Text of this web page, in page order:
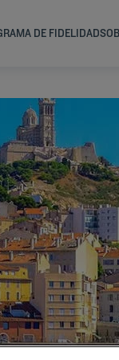
DE FIDELIDAD